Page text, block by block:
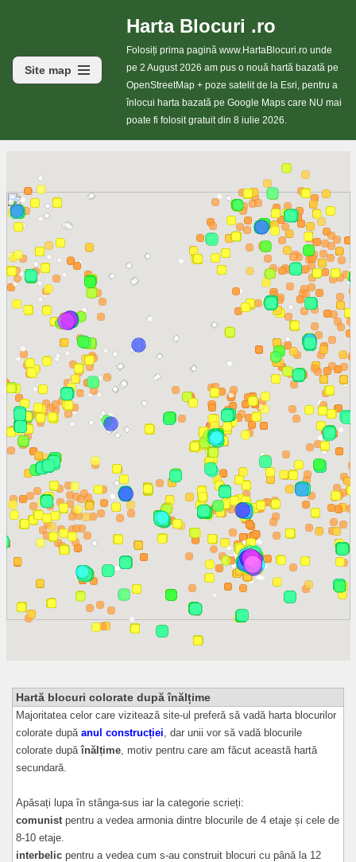
la
conținut
Site map
Harta Blocuri .ro
Folosiți prima pagină www.HartaBlocuri.ro unde
pe 2 August 2026 am pus o nouă hartă bazată pe
OpenStreetMap + poze satelit de la Esri, pentru a
înlocui harta bazată pe Google Maps care NU mai
poate fi folosit gratuit din 8 iulie 2026.
Hartă blocuri colorate după înălțime
Majoritatea celor care vizitează site-ul preferă să vadă harta blocurilor
colorate după anul construcției, dar unii vor să vadă blocurile
colorate dupăînălțime, motiv pentru care am făcut această hartă
secundară.
Apăsați lupa în stânga-sus iar la categorie scrieți:
comunistpentru a vedea armonia dintre blocurile de 4 etaje și cele de
8-10 etaje.
interbelic pentru a vedea cum s-au construit blocuri cu până la 12